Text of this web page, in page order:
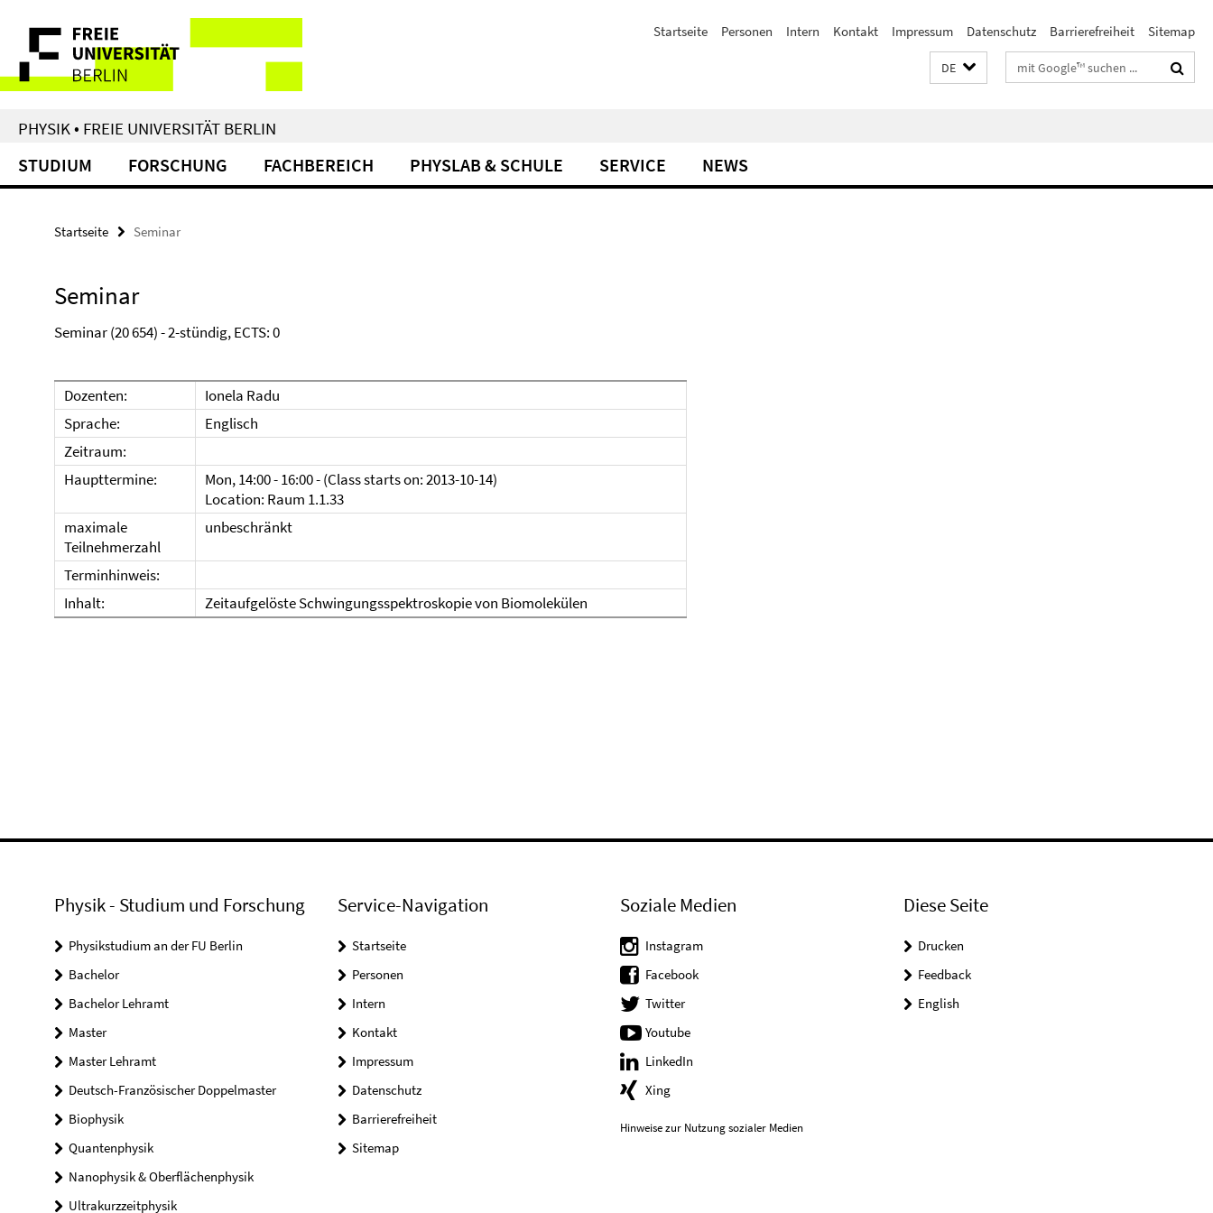
direkt
Inhalt
Service-
Navigation
Startseite Personen Intern Kontakt Impressum Datenschutz Barrierefreiheit Sitemap
DE Suchbegriffe
PHYSIK • FREIE UNIVERSITÄT BERLIN
STUDIUM FORSCHUNG FACHBEREICH PHYSLAB & SCHULE SERVICE NEWS
Startseite Seminar
Seminar
Seminar (20 654) - 2-stündig, ECTS: 0
Dozenten:
Ionela Radu
Sprache:
Englisch
Zeitraum:
Haupttermine:
Mon, 14:00 - 16:00 - (Class starts on: 2013-10-14)
Location: Raum 1.1.33
maximale
Teilnehmerzahl
unbeschränkt
Terminhinweis:
Inhalt:
Zeitaufgelöste Schwingungsspektroskopie von Biomolekülen
Physik - Studium und Forschung
Physikstudium an der FU Berlin
Bachelor
Bachelor Lehramt
Master
Master Lehramt
Deutsch-Französischer Doppelmaster
Biophysik
Quantenphysik
Nanophysik & Oberflächenphysik
Ultrakurzzeitphysik
Service-Navigation
Startseite
Personen
Intern
Kontakt
Impressum
Datenschutz
Barrierefreiheit
Sitemap
Soziale Medien
Instagram
Facebook
Twitter
Youtube
LinkedIn
Xing
Hinweise zur Nutzung sozialer Medien
Diese Seite
Drucken
Feedback
English